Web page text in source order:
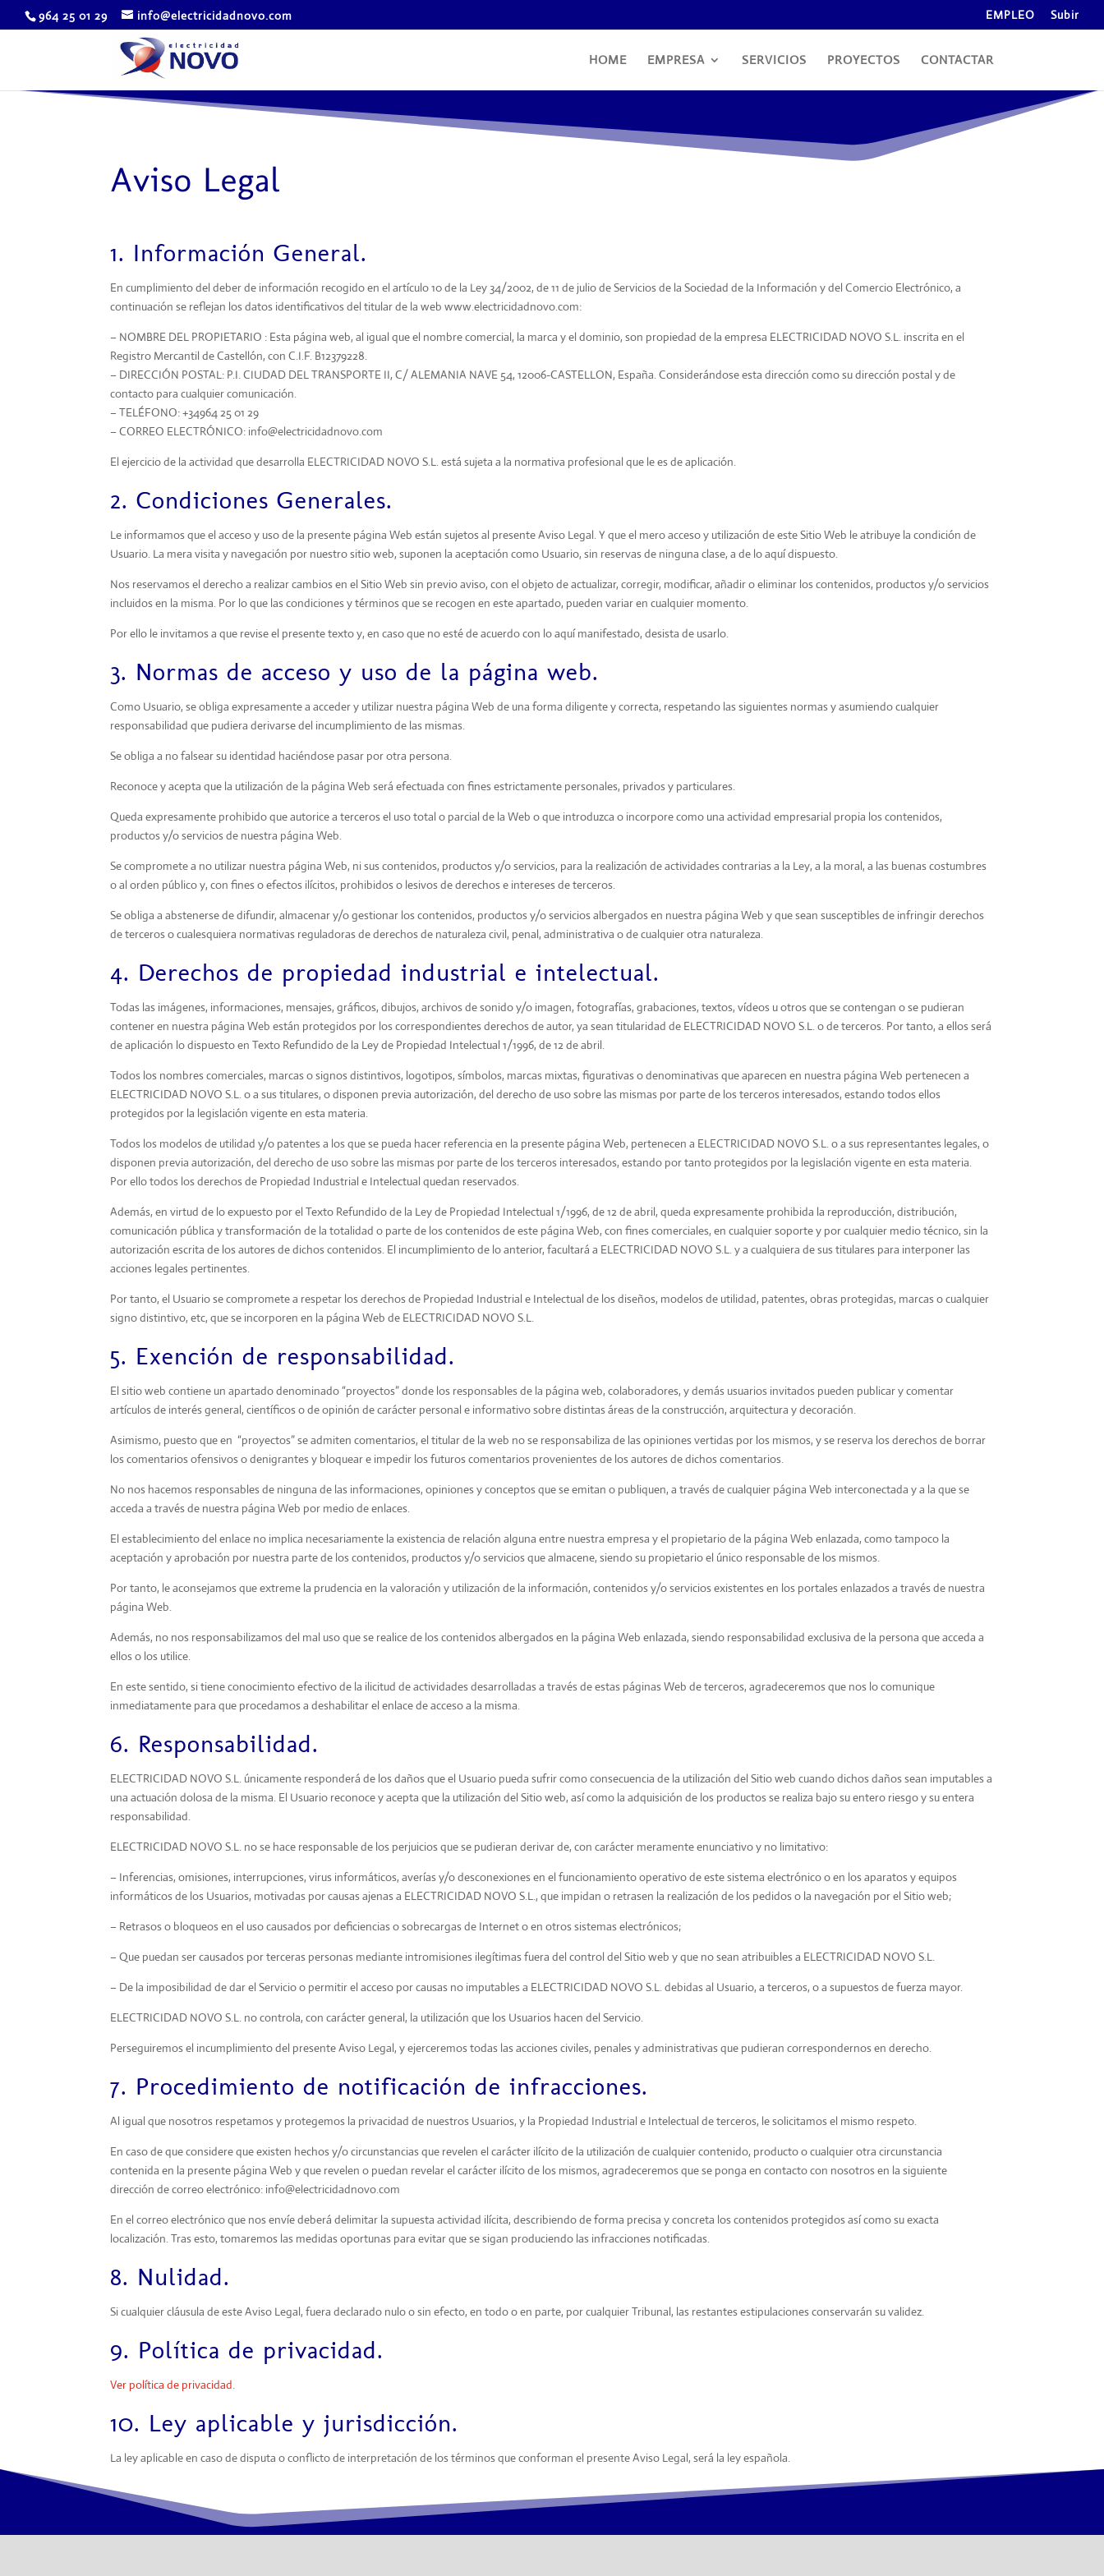
964 25 01 29 info@electricidadnovo.com EMPLEO Subir
HOME EMPRESA SERVICIOS PROYECTOS CONTACTAR
Aviso Legal
1. Información General.
En cumplimiento del deber de información recogido en el artículo 10 de la Ley 34/2002, de 11 de julio de Servicios de la Sociedad de la Información y del Comercio Electrónico, a
continuación se reflejan los datos identificativos del titular de la web www.electricidadnovo.com:
– NOMBRE DEL PROPIETARIO : Esta página web, al igual que el nombre comercial, la marca y el dominio, son propiedad de la empresa ELECTRICIDAD NOVO S.L. inscrita en el
Registro Mercantil de Castellón, con C.I.F. B12379228.
– DIRECCIÓN POSTAL: P.I. CIUDAD DEL TRANSPORTE II, C/ ALEMANIA NAVE 54, 12006-CASTELLON, España. Considerándose esta dirección como su dirección postal y de
contacto para cualquier comunicación.
– TELÉFONO: +34964 25 01 29
– CORREO ELECTRÓNICO: info@electricidadnovo.com
El ejercicio de la actividad que desarrolla ELECTRICIDAD NOVO S.L. está sujeta a la normativa profesional que le es de aplicación.
2. Condiciones Generales.
Le informamos que el acceso y uso de la presente página Web están sujetos al presente Aviso Legal. Y que el mero acceso y utilización de este Sitio Web le atribuye la condición de
Usuario. La mera visita y navegación por nuestro sitio web, suponen la aceptación como Usuario, sin reservas de ninguna clase, a de lo aquí dispuesto.
Nos reservamos el derecho a realizar cambios en el Sitio Web sin previo aviso, con el objeto de actualizar, corregir, modificar, añadir o eliminar los contenidos, productos y/o servicios
incluidos en la misma. Por lo que las condiciones y términos que se recogen en este apartado, pueden variar en cualquier momento.
Por ello le invitamos a que revise el presente texto y, en caso que no esté de acuerdo con lo aquí manifestado, desista de usarlo.
3. Normas de acceso y uso de la página web.
Como Usuario, se obliga expresamente a acceder y utilizar nuestra página Web de una forma diligente y correcta, respetando las siguientes normas y asumiendo cualquier
responsabilidad que pudiera derivarse del incumplimiento de las mismas.
Se obliga a no falsear su identidad haciéndose pasar por otra persona.
Reconoce y acepta que la utilización de la página Web será efectuada con fines estrictamente personales, privados y particulares.
Queda expresamente prohibido que autorice a terceros el uso total o parcial de la Web o que introduzca o incorpore como una actividad empresarial propia los contenidos,
productos y/o servicios de nuestra página Web.
Se compromete a no utilizar nuestra página Web, ni sus contenidos, productos y/o servicios, para la realización de actividades contrarias a la Ley, a la moral, a las buenas costumbres
o al orden público y, con fines o efectos ilícitos, prohibidos o lesivos de derechos e intereses de terceros.
Se obliga a abstenerse de difundir, almacenar y/o gestionar los contenidos, productos y/o servicios albergados en nuestra página Web y que sean susceptibles de infringir derechos
de terceros o cualesquiera normativas reguladoras de derechos de naturaleza civil, penal, administrativa o de cualquier otra naturaleza.
4. Derechos de propiedad industrial e intelectual.
Todas las imágenes, informaciones, mensajes, gráficos, dibujos, archivos de sonido y/o imagen, fotografías, grabaciones, textos, vídeos u otros que se contengan o se pudieran
contener en nuestra página Web están protegidos por los correspondientes derechos de autor, ya sean titularidad de ELECTRICIDAD NOVO S.L. o de terceros. Por tanto, a ellos será
de aplicación lo dispuesto en Texto Refundido de la Ley de Propiedad Intelectual 1/1996, de 12 de abril.
Todos los nombres comerciales, marcas o signos distintivos, logotipos, símbolos, marcas mixtas, figurativas o denominativas que aparecen en nuestra página Web pertenecen a
ELECTRICIDAD NOVO S.L. o a sus titulares, o disponen previa autorización, del derecho de uso sobre las mismas por parte de los terceros interesados, estando todos ellos
protegidos por la legislación vigente en esta materia.
Todos los modelos de utilidad y/o patentes a los que se pueda hacer referencia en la presente página Web, pertenecen a ELECTRICIDAD NOVO S.L. o a sus representantes legales, o
disponen previa autorización, del derecho de uso sobre las mismas por parte de los terceros interesados, estando por tanto protegidos por la legislación vigente en esta materia.
Por ello todos los derechos de Propiedad Industrial e Intelectual quedan reservados.
Además, en virtud de lo expuesto por el Texto Refundido de la Ley de Propiedad Intelectual 1/1996, de 12 de abril, queda expresamente prohibida la reproducción, distribución,
comunicación pública y transformación de la totalidad o parte de los contenidos de este página Web, con fines comerciales, en cualquier soporte y por cualquier medio técnico, sin la
autorización escrita de los autores de dichos contenidos. El incumplimiento de lo anterior, facultará a ELECTRICIDAD NOVO S.L. y a cualquiera de sus titulares para interponer las
acciones legales pertinentes.
Por tanto, el Usuario se compromete a respetar los derechos de Propiedad Industrial e Intelectual de los diseños, modelos de utilidad, patentes, obras protegidas, marcas o cualquier
signo distintivo, etc, que se incorporen en la página Web de ELECTRICIDAD NOVO S.L.
5. Exención de responsabilidad.
El sitio web contiene un apartado denominado “proyectos” donde los responsables de la página web, colaboradores, y demás usuarios invitados pueden publicar y comentar
artículos de interés general, científicos o de opinión de carácter personal e informativo sobre distintas áreas de la construcción, arquitectura y decoración.
Asimismo, puesto que en “proyectos” se admiten comentarios, el titular de la web no se responsabiliza de las opiniones vertidas por los mismos, y se reserva los derechos de borrar
los comentarios ofensivos o denigrantes y bloquear e impedir los futuros comentarios provenientes de los autores de dichos comentarios.
No nos hacemos responsables de ninguna de las informaciones, opiniones y conceptos que se emitan o publiquen, a través de cualquier página Web interconectada y a la que se
acceda a través de nuestra página Web por medio de enlaces.
El establecimiento del enlace no implica necesariamente la existencia de relación alguna entre nuestra empresa y el propietario de la página Web enlazada, como tampoco la
aceptación y aprobación por nuestra parte de los contenidos, productos y/o servicios que almacene, siendo su propietario el único responsable de los mismos.
Por tanto, le aconsejamos que extreme la prudencia en la valoración y utilización de la información, contenidos y/o servicios existentes en los portales enlazados a través de nuestra
página Web.
Además, no nos responsabilizamos del mal uso que se realice de los contenidos albergados en la página Web enlazada, siendo responsabilidad exclusiva de la persona que acceda a
ellos o los utilice.
En este sentido, si tiene conocimiento efectivo de la ilicitud de actividades desarrolladas a través de estas páginas Web de terceros, agradeceremos que nos lo comunique
inmediatamente para que procedamos a deshabilitar el enlace de acceso a la misma.
6. Responsabilidad.
ELECTRICIDAD NOVO S.L. únicamente responderá de los daños que el Usuario pueda sufrir como consecuencia de la utilización del Sitio web cuando dichos daños sean imputables a
una actuación dolosa de la misma. El Usuario reconoce y acepta que la utilización del Sitio web, así como la adquisición de los productos se realiza bajo su entero riesgo y su entera
responsabilidad.
ELECTRICIDAD NOVO S.L. no se hace responsable de los perjuicios que se pudieran derivar de, con carácter meramente enunciativo y no limitativo:
– Inferencias, omisiones, interrupciones, virus informáticos, averías y/o desconexiones en el funcionamiento operativo de este sistema electrónico o en los aparatos y equipos
informáticos de los Usuarios, motivadas por causas ajenas a ELECTRICIDAD NOVO S.L., que impidan o retrasen la realización de los pedidos o la navegación por el Sitio web;
– Retrasos o bloqueos en el uso causados por deficiencias o sobrecargas de Internet o en otros sistemas electrónicos;
– Que puedan ser causados por terceras personas mediante intromisiones ilegítimas fuera del control del Sitio web y que no sean atribuibles a ELECTRICIDAD NOVO S.L.
– De la imposibilidad de dar el Servicio o permitir el acceso por causas no imputables a ELECTRICIDAD NOVO S.L. debidas al Usuario, a terceros, o a supuestos de fuerza mayor.
ELECTRICIDAD NOVO S.L. no controla, con carácter general, la utilización que los Usuarios hacen del Servicio.
Perseguiremos el incumplimiento del presente Aviso Legal, y ejerceremos todas las acciones civiles, penales y administrativas que pudieran correspondernos en derecho.
7. Procedimiento de notificación de infracciones.
Al igual que nosotros respetamos y protegemos la privacidad de nuestros Usuarios, y la Propiedad Industrial e Intelectual de terceros, le solicitamos el mismo respeto.
En caso de que considere que existen hechos y/o circunstancias que revelen el carácter ilícito de la utilización de cualquier contenido, producto o cualquier otra circunstancia
contenida en la presente página Web y que revelen o puedan revelar el carácter ilícito de los mismos, agradeceremos que se ponga en contacto con nosotros en la siguiente
dirección de correo electrónico: info@electricidadnovo.com
En el correo electrónico que nos envíe deberá delimitar la supuesta actividad ilícita, describiendo de forma precisa y concreta los contenidos protegidos así como su exacta
localización. Tras esto, tomaremos las medidas oportunas para evitar que se sigan produciendo las infracciones notificadas.
8. Nulidad.
Si cualquier cláusula de este Aviso Legal, fuera declarado nulo o sin efecto, en todo o en parte, por cualquier Tribunal, las restantes estipulaciones conservarán su validez.
9. Política de privacidad.
Ver política de privacidad.
10. Ley aplicable y jurisdicción.
La ley aplicable en caso de disputa o conflicto de interpretación de los términos que conforman el presente Aviso Legal, será la ley española.